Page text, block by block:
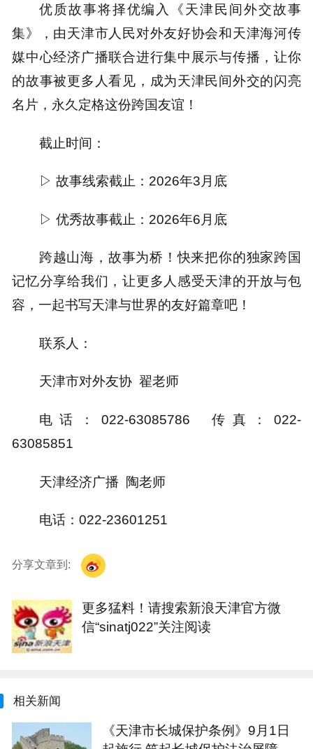
优质故事将择优编入《天津民间外交故事
集》，由天津市人民对外友好协会和天津海河传
媒中心经济广播联合进行集中展示与传播，让你
的故事被更多人看见，成为天津民间外交的闪亮
名片，永久定格这份跨国友谊！
截止时间：
▷ 故事线索截止：2026年3月底
▷ 优秀故事截止：2026年6月底
跨越山海，故事为桥！快来把你的独家跨国
记忆分享给我们，让更多人感受天津的开放与包
容，一起书写天津与世界的友好篇章吧！
联系人：
天津市对外友协 翟老师
电话：022-63085786 传真：022-
63085851
天津经济广播 陶老师
电话：022-23601251
分享文章到:
更多猛料！请搜索新浪天津官方微
信“sinatj022”关注阅读
相关新闻
《天津市长城保护条例》9月1日